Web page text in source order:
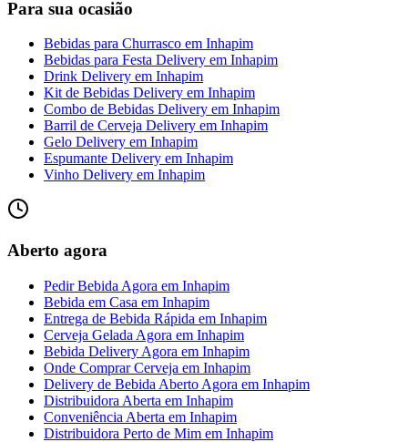
Para sua ocasião
Bebidas para Churrasco em Inhapim
Bebidas para Festa Delivery em Inhapim
Drink Delivery em Inhapim
Kit de Bebidas Delivery em Inhapim
Combo de Bebidas Delivery em Inhapim
Barril de Cerveja Delivery em Inhapim
Gelo Delivery em Inhapim
Espumante Delivery em Inhapim
Vinho Delivery em Inhapim
Aberto agora
Pedir Bebida Agora em Inhapim
Bebida em Casa em Inhapim
Entrega de Bebida Rápida em Inhapim
Cerveja Gelada Agora em Inhapim
Bebida Delivery Agora em Inhapim
Onde Comprar Cerveja em Inhapim
Delivery de Bebida Aberto Agora em Inhapim
Distribuidora Aberta em Inhapim
Conveniência Aberta em Inhapim
Distribuidora Perto de Mim em Inhapim